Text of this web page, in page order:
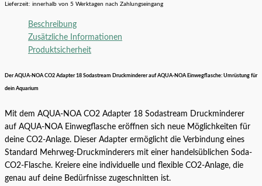
Lieferzeit: innerhalb von 5 Werktagen nach Zahlungseingang
Beschreibung
Zusätzliche Informationen
Produktsicherheit
Der AQUA-NOA CO2 Adapter 18 Sodastream Druckminderer auf AQUA-NOA Einwegflasche: Umrüstung für
dein Aquarium
Mit dem AQUA-NOA CO2 Adapter 18 Sodastream Druckminderer
auf AQUA-NOA Einwegflasche eröffnen sich neue Möglichkeiten für
deine CO2-Anlage. Dieser Adapter ermöglicht die Verbindung eines
Standard Mehrweg-Druckminderers mit einer handelsüblichen Soda-
CO2-Flasche. Kreiere eine individuelle und flexible CO2-Anlage, die
genau auf deine Bedürfnisse zugeschnitten ist.